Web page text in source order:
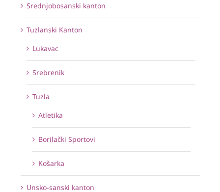
Srednjobosanski kanton
Tuzlanski Kanton
Lukavac
Srebrenik
Tuzla
Atletika
Borilački Sportovi
Košarka
Unsko-sanski kanton